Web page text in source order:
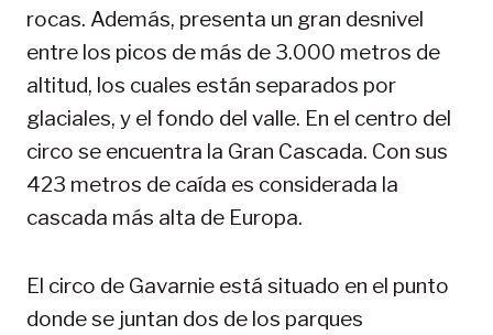
rocas. Además, presenta un gran desnivel
entre los picos de más de 3.000 metros de
altitud, los cuales están separados por
glaciales, y el fondo del valle. En el centro del
circo se encuentra la Gran Cascada. Con sus
423 metros de caída es considerada la
cascada más alta de Europa.
El circo de Gavarnie está situado en el punto
donde se juntan dos de los parques